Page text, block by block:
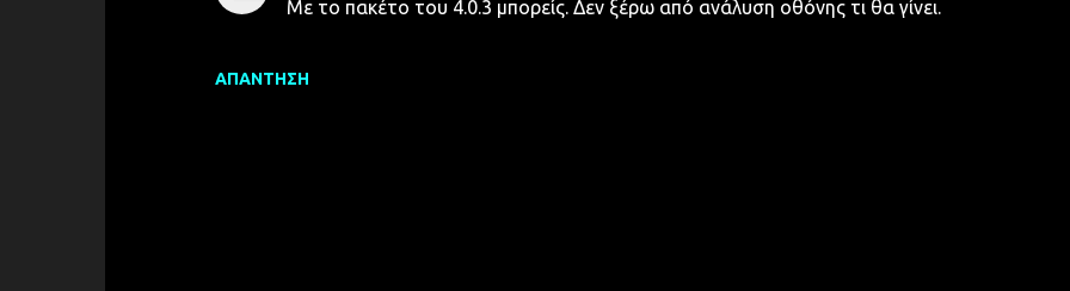
ΑΠΆΝΤΗΣΗ
Με το πακέτο του 4.0.3 μπορείς. Δεν ξέρω από ανάλυση οθόνης τι θα γίνει.